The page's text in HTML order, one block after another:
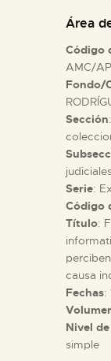
█
EL
Área
Código
AMC/
Fondo/
Sección
Serie:
Código
Título:
causa
Fechas:
Nivel
simple